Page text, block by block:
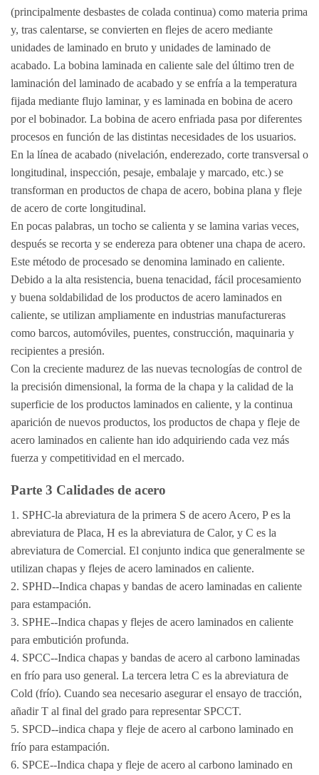
(principalmente desbastes de colada continua) como materia prima
y, tras calentarse, se convierten en flejes de acero mediante
unidades de laminado en bruto y unidades de laminado de
acabado. La bobina laminada en caliente sale del último tren de
laminación del laminado de acabado y se enfría a la temperatura
fijada mediante flujo laminar, y es laminada en bobina de acero
por el bobinador. La bobina de acero enfriada pasa por diferentes
procesos en función de las distintas necesidades de los usuarios.
En la línea de acabado (nivelación, enderezado, corte transversal o
longitudinal, inspección, pesaje, embalaje y marcado, etc.) se
transforman en productos de chapa de acero, bobina plana y fleje
de acero de corte longitudinal.
En pocas palabras, un tocho se calienta y se lamina varias veces,
después se recorta y se endereza para obtener una chapa de acero.
Este método de procesado se denomina laminado en caliente.
Debido a la alta resistencia, buena tenacidad, fácil procesamiento
y buena soldabilidad de los productos de acero laminados en
caliente, se utilizan ampliamente en industrias manufactureras
como barcos, automóviles, puentes, construcción, maquinaria y
recipientes a presión.
Con la creciente madurez de las nuevas tecnologías de control de
la precisión dimensional, la forma de la chapa y la calidad de la
superficie de los productos laminados en caliente, y la continua
aparición de nuevos productos, los productos de chapa y fleje de
acero laminados en caliente han ido adquiriendo cada vez más
fuerza y competitividad en el mercado.
Parte 3 Calidades de acero
1. SPHC-la abreviatura de la primera S de acero Acero, P es la
abreviatura de Placa, H es la abreviatura de Calor, y C es la
abreviatura de Comercial. El conjunto indica que generalmente se
utilizan chapas y flejes de acero laminados en caliente.
2. SPHD--Indica chapas y bandas de acero laminadas en caliente
para estampación.
3. SPHE--Indica chapas y flejes de acero laminados en caliente
para embutición profunda.
4. SPCC--Indica chapas y bandas de acero al carbono laminadas
en frío para uso general. La tercera letra C es la abreviatura de
Cold (frío). Cuando sea necesario asegurar el ensayo de tracción,
añadir T al final del grado para representar SPCCT.
5. SPCD--indica chapa y fleje de acero al carbono laminado en
frío para estampación.
6. SPCE--Indica chapa y fleje de acero al carbono laminado en